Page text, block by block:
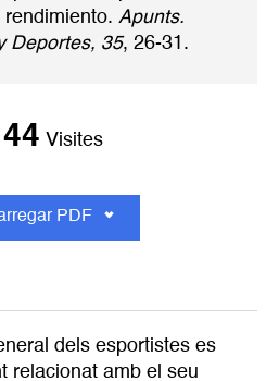
rendimiento. Apunts.
Deportes, 35, 26-31.
Visites
PDF
dels esportistes es
relacionat amb el seu